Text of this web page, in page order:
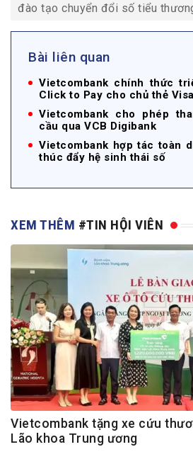
đào tạo chuyển đổi số tiểu
Bài liên quan
Vietcombank chính thức
Click to Pay cho chủ thẻ Visa
Vietcombank cho phép
cầu qua VCB Digibank
Vietcombank hợp tác toàn
thúc đẩy hệ sinh thái số
XEM THÊM #TIN HỘI VIÊN
Vietcombank tặng xe cứu
Lão khoa Trung ương